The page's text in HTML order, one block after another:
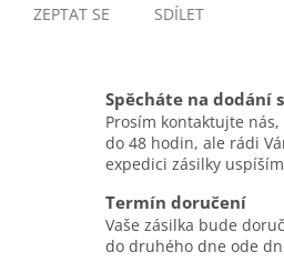
ZEPTAT SE SDÍLET
Spěcháte na dodání
Prosím kontaktujte
do 48 hodin, ale rádi
expedici zásilky
Termín doručení
Vaše zásilka bude
do druhého dne ode